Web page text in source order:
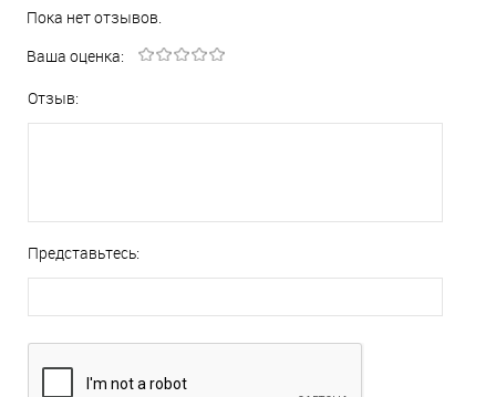
Пока нет отзывов.
Ваша оценка:
Отзыв:
Представьтесь: